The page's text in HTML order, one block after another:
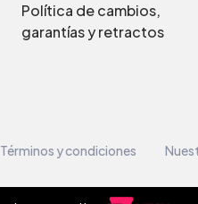
Política de cambios,
garantías y retractos
Términos y condiciones